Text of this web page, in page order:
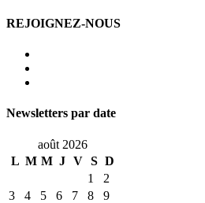
REJOIGNEZ-NOUS
Newsletters par date
août 2026
L M M J V S D
1
2
3
4 5 6 7 8
9